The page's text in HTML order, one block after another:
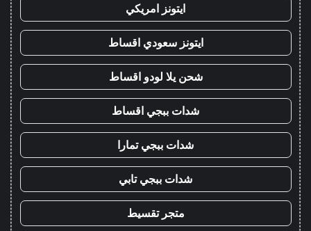
ايتونز امريكي
ايتونز سعودي اقساط
شحن يلا لودو اقساط
شدات ببجي اقساط
شدات ببجي تمارا
شدات ببجي تابي
متجر تقسيط